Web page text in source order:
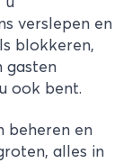
verslepen en
blokkeren,
gasten
ook bent.
beheren en
alles in